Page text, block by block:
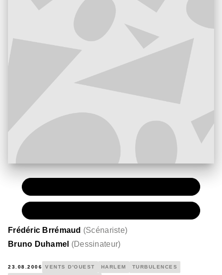
Frédéric Brrémaud (Scénariste)
Bruno Duhamel (Dessinateur)
23.08.2006 VENTS D'OUEST HARLEM TURBULENCES